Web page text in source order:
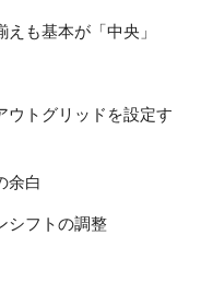
も基本が「中央」
ウトグリッドを設定す
余白
シフトの調整